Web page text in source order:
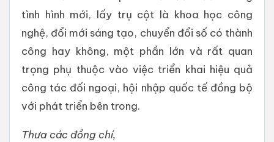
tình hình mới, lấy trụ cột là khoa học công
nghệ, đổi mới sáng tạo, chuyển đổi số có thành
công hay không, một phần lớn và rất quan
trọng phụ thuộc vào việc triển khai hiệu quả
công tác đối ngoại, hội nhập quốc tế đồng bộ
với phát triển bên trong.
Thưa các đồng chí,